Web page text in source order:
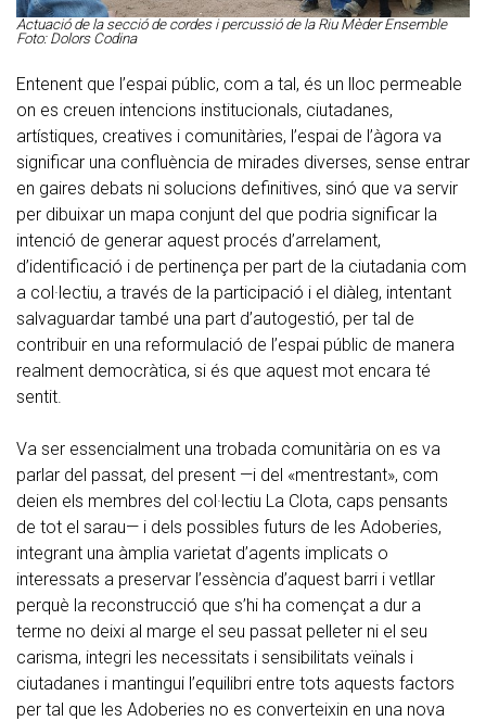
Actuació de la secció de cordes i percussió de la Riu Mèder Ensemble
Foto: Dolors Codina
Entenent que l’espai públic, com a tal, és un lloc permeable
on es creuen intencions institucionals, ciutadanes,
artístiques, creatives i comunitàries, l’espai de l’àgora va
significar una confluència de mirades diverses, sense entrar
en gaires debats ni solucions definitives, sinó que va servir
per dibuixar un mapa conjunt del que podria significar la
intenció de generar aquest procés d’arrelament,
d’identificació i de pertinença per part de la ciutadania com
a col·lectiu, a través de la participació i el diàleg, intentant
salvaguardar també una part d’autogestió, per tal de
contribuir en una reformulació de l’espai públic de manera
realment democràtica, si és que aquest mot encara té
sentit.
Va ser essencialment una trobada comunitària on es va
parlar del passat, del present —i del «mentrestant», com
deien els membres del col·lectiu La Clota, caps pensants
de tot el sarau— i dels possibles futurs de les Adoberies,
integrant una àmplia varietat d’agents implicats o
interessats a preservar l’essència d’aquest barri i vetllar
perquè la reconstrucció que s’hi ha començat a dur a
terme no deixi al marge el seu passat pelleter ni el seu
carisma, integri les necessitats i sensibilitats veïnals i
ciutadanes i mantingui l’equilibri entre tots aquests factors
per tal que les Adoberies no es converteixin en una nova